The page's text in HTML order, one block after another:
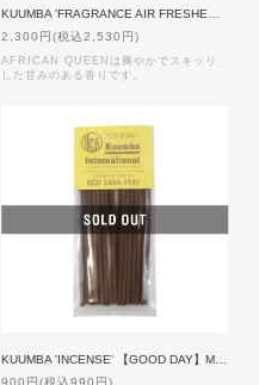
2,300円(税込2,530円)
AFRICAN QUEENは爽やかでスキッリ
した甘みのある香りです。
900円(税込990円)